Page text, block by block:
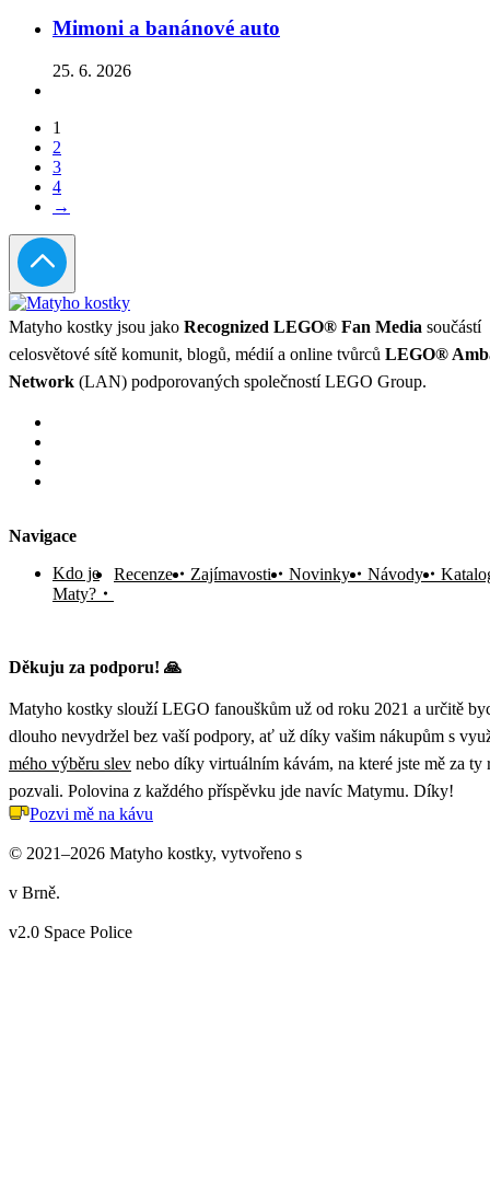
Mimoni a banánové auto
25. 6. 2026
1
2
3
4
→
Matyho kostky jsou jako Recognized LEGO® Fan Media součástí
celosvětové sítě komunit, blogů, médií a online tvůrců LEGO®
Network (LAN) podporovaných společností LEGO Group.
Navigace
Kdo je
Maty?
Recenze Zajímavosti Novinky Návody
Děkuju za podporu! 🙏
Matyho kostky slouží LEGO fanouškům už od roku 2021 a určitě
dlouho nevydržel bez vaší podpory, ať už díky vašim nákupům s
mého výběru slev nebo díky virtuálním kávám, na které jste mě za ty
pozvali. Polovina z každého příspěvku jde navíc Matymu. Díky!
Pozvi mě na kávu
© 2021–2026 Matyho kostky, vytvořeno s
v Brně.
v2.0 Space Police